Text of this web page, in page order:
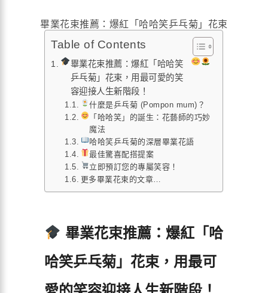
畢業花束推薦：爆紅「哈哈笑乒乓菊」花束
Table of Contents
畢業花束推薦：爆紅「哈哈笑
乒乓菊」花束，用最可愛的笑
容迎接人生新階段！
什麼是乒乓菊 (Pompon mum)？
「哈哈笑」的誕生：花藝師的巧妙
魔法
哈哈笑乒乓菊的深層畢業花語
最佳驚喜配搭提案
立即預訂您的專屬笑容！
更多畢業花束的文章…
畢業花束推薦：爆紅「哈
哈笑乒乓菊」花束，用最可